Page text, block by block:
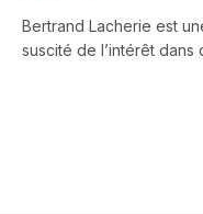
Bertrand Lacherie est
suscité de l’intérêt